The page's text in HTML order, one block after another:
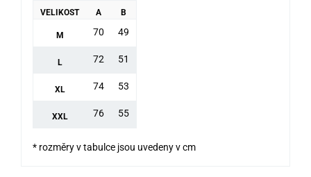
VELIKOST A B
M 70 49
L 72 51
XL 74 53
XXL 76 55
* rozměry v tabulce jsou uvedeny v cm